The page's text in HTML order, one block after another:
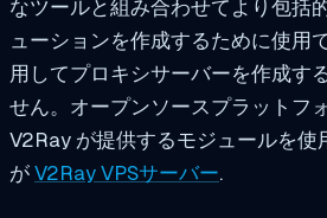
なツールと組み合わせてより包括
ューションを作成するために使用
用してプロキシサーバーを作成す
せん。オープンソースプラットフ
V2Ray が提供するモジュールを使
がV2Ray VPSサーバー.